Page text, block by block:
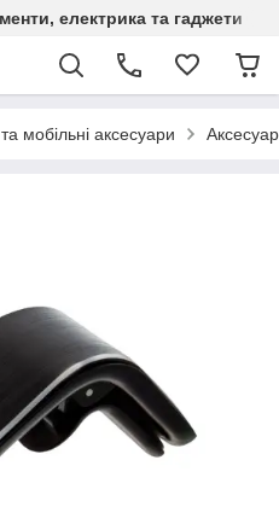
електрика та гаджети
мобільні аксесуари